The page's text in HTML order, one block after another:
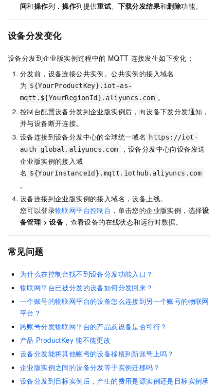
间和操作列，操作列提供重试 下载分发结果和删除功能。
设备分发变化
设备分发到企业版实例过程中的 MQTT 连接发生如下变化：
分发前，设备连接公共实例。公共实例的接入域名
为 ${YourProductKey}.iot-as-
mqtt.${YourRegionId}.aliyuncs.com 。
控制台配置设备分发到企业版实例后，向设备下发分发通知，
并与设备断开连接。
设备连接到设备分发中心的全球统一域名
https://iot-
auth-global.aliyuncs.com
，设备分发中心向设备发送
企业版实例的接入域
名 ${YourInstanceId}.mqtt.iothub.aliyuncs.com
。
设备连接到企业版实例的接入域名，设备上线。
您可以登录物联网平台控制台 ， 单击您的企业版实例 ，选择设
备管理 >设备 ，查看设备的在线状态和运行时数据。
常见问题
为什么在控制台找不到设备分发功能入口？
物联网平台已被分发的设备如何分发回来？
一个账号的物联网平台的设备怎么连接到另一个账号的物联网
平台？
跨账号分发物联网平台的产品及设备是否可行？
产品 ProductKey 能不能更改
设备分发能将其他账号的设备移植到新账号上吗？
企业版实例之间的设备分发等于实例迁移吗？
设备分发到目标实例后，产生的费用是源实例还是目标实例承